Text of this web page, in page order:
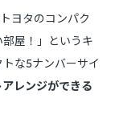
ヨタのコンパク
屋！」というキ
な5ナンバーサイ
レンジができる